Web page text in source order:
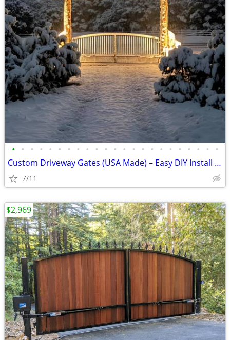
• • • • • • • • • • • • • • • • • • • • • • •
Custom Driveway Gates (USA Made) – Easy DIY Install + FREE Delivery
7/11
$2,969